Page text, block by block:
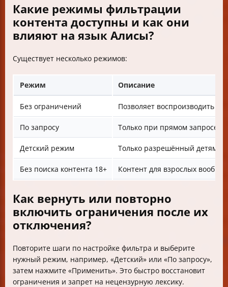
Какие режимы фильтрации
контента доступны и как они
влияют на язык Алисы?
Существует несколько режимов:
Режим Описание
Без ограничений Позволяет воспроизводить
По запросу Только при прямом запросе
Детский режим Только разрешённый детям
Без поиска контента 18+ Контент для взрослых вообще
Как вернуть или повторно
включить ограничения после их
отключения?
Повторите шаги по настройке фильтра и выберите
нужный режим, например, «Детский» или «По запросу»,
затем нажмите «Применить». Это быстро восстановит
ограничения и запрет на нецензурную лексику.